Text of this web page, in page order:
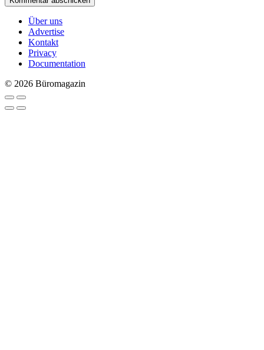
Über uns
Advertise
Kontakt
Privacy
Documentation
© 2026 Büromagazin